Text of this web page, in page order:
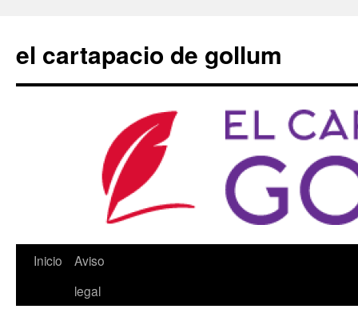
contenido
el cartapacio de gollum
Inicio
Aviso
legal